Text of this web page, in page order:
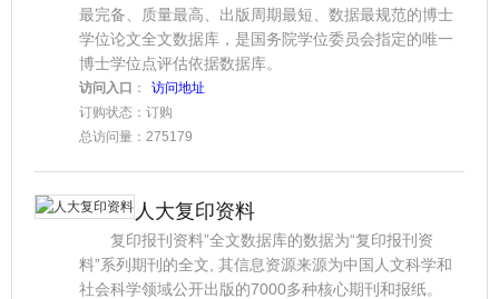
最完备、质量最高、出版周期最短、数据最规范的博士
学位论文全文数据库，是国务院学位委员会指定的唯一
博士学位点评估依据数据库。
访问入口 ：
访问地址
订购状态：订购
总访问量：275179
人大复印资料
复印报刊资料”全文数据库的数据为“复印报刊资
料”系列期刊的全文, 其信息资源来源为中国人文科学和
社会科学领域公开出版的7000多种核心期刊和报纸。